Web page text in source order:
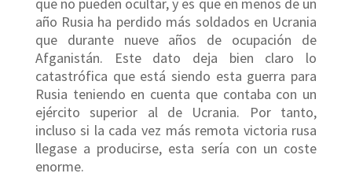
año Rusia ha perdido más soldados en Ucrania
que durante nueve años de ocupación de
Afganistán. Este dato deja bien claro lo
catastrófica que está siendo esta guerra para
Rusia teniendo en cuenta que contaba con un
ejército superior al de Ucrania. Por tanto,
incluso si la cada vez más remota victoria rusa
llegase a producirse, esta sería con un coste
enorme.